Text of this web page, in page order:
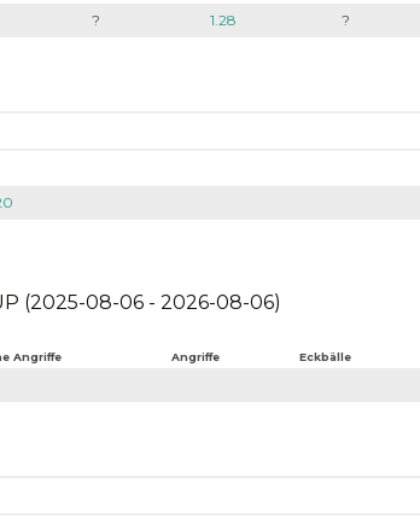
? 1.28 ?
(2025-08-06 - 2026-08-06)
Angriffe Angriffe Eckbälle